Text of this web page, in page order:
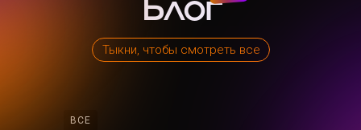
Тыкни, чтобы смотреть все
ВСЕ